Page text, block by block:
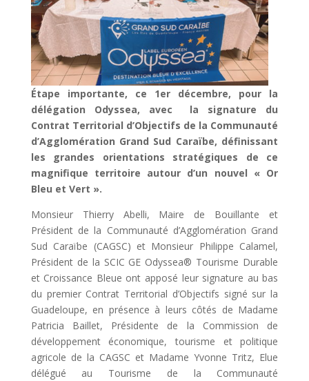
Étape importante, ce 1er décembre, pour la
délégation Odyssea, avec la signature du
Contrat Territorial d’Objectifs de la Communauté
d’Agglomération Grand Sud Caraïbe, définissant
les grandes orientations stratégiques de ce
magnifique territoire autour d’un nouvel « Or
Bleu et Vert ».
Monsieur Thierry Abelli, Maire de Bouillante et
Président de la Communauté d’Agglomération Grand
Sud Caraïbe (CAGSC) et Monsieur Philippe Calamel,
Président de la SCIC GE Odyssea® Tourisme Durable
et Croissance Bleue ont apposé leur signature au bas
du premier Contrat Territorial d’Objectifs signé sur la
Guadeloupe, en présence à leurs côtés de Madame
Patricia Baillet, Présidente de la Commission de
développement économique, tourisme et politique
agricole de la CAGSC et Madame Yvonne Tritz, Elue
délégué au Tourisme de la Communauté